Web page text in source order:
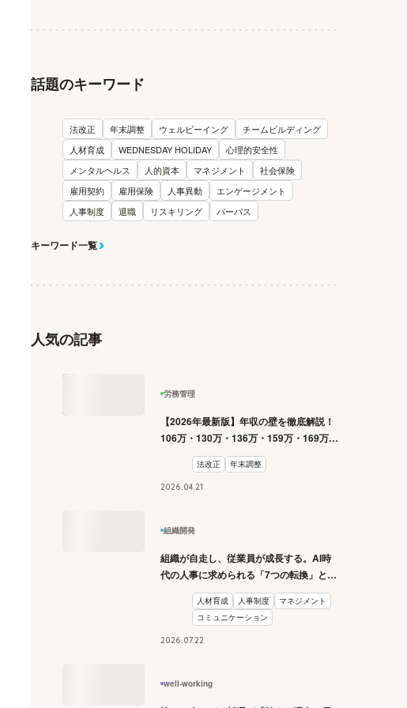
話題のキーワード
法改正 年末調整 ウェルビーイング
チームビルディング
人材育成
WEDNESDAY HOLIDAY
心理的安全性
メンタルヘルス
人的資本 マネジメント
社会保険
雇用契約
雇用保険 人事異動
エンゲージメント
人事制度
退職 リスキリング パーパス
キーワード一覧
人気の記事
労務管理
【2026年最新版】年収の壁を徹底解説！
106万・130万・136万・159万・169万・
178万・180万の壁とは？
法改正 年末調整
2026.04.21
組織開発
組織が自走し、従業員が成長する。AI時
代の人事に求められる「7つの転換」と
人材育成 人事制度
マネジメント
コミュニケーション
2026.07.22
well-working